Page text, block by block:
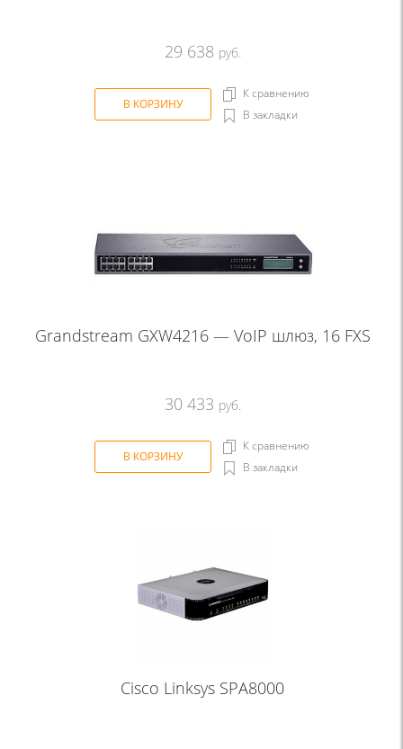
29 638 руб.
В КОРЗИНУ
К сравнению
В закладки
Grandstream GXW4216 — VoIP шлюз, 16 FXS
30 433 руб.
В КОРЗИНУ
К сравнению
В закладки
Cisco Linksys SPA8000